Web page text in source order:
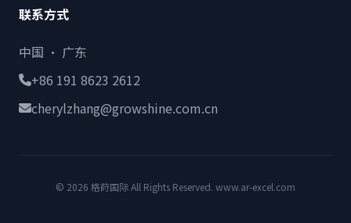
联系方式
中国 · 广东
+86 191 8623 2612
cherylzhang@growshine.com.cn
© 2026 格莳国际 All Rights Reserved. www.ar-excel.com